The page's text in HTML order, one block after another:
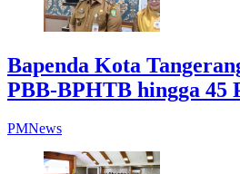
Bapenda Kota
PBB-BPHTB hingga 45
PMNews